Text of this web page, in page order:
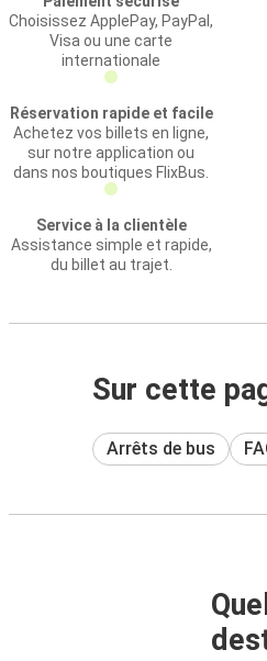
Choisissez ApplePay, PayPal,
Visa ou une carte
internationale
Réservation rapide et facile
Achetez vos billets en ligne,
sur notre application ou
dans nos boutiques FlixBus.
Service à la clientèle
Assistance simple et rapide,
du billet au trajet.
Sur cette
Arrêts de bus